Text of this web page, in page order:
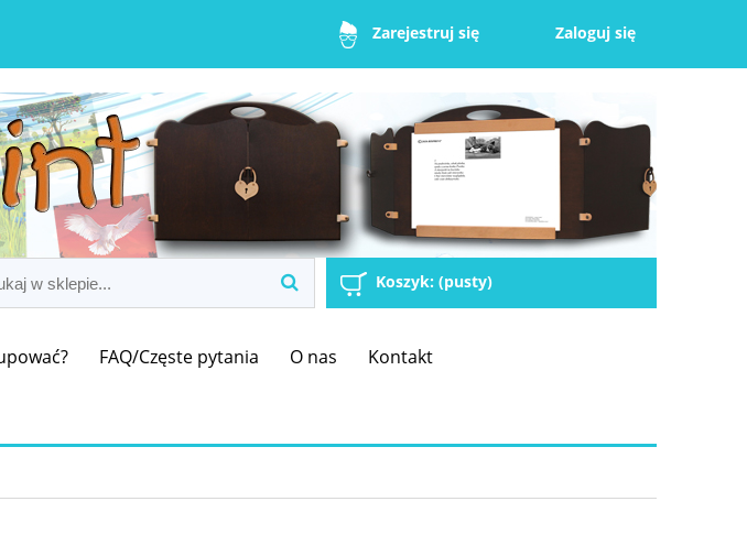
Zarejestruj się Zaloguj się
Koszyk: (pusty)
FAQ/Częste pytania O nas Kontakt